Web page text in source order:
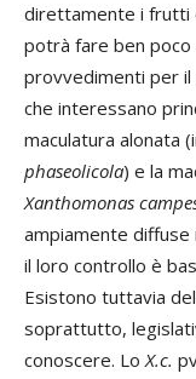
direttamente i frutti
potrà fare ben
provvedimenti per
che interessano
maculatura alonata
phaseolicola) e la
Xanthomonas
ampiamente diffuse
il loro controllo è
Esistono tuttavia
soprattutto,
conoscere. LoX.c.